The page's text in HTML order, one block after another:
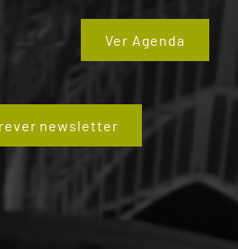
Ver Agenda
newsletter